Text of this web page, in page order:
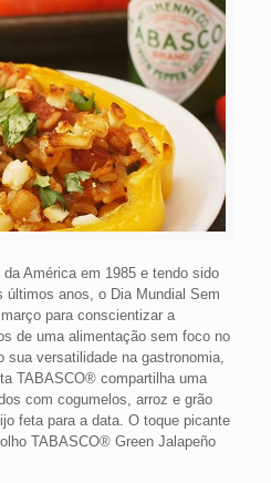
América em 1985 e tendo sido
últimos anos, o Dia Mundial Sem
para conscientizar a
de uma alimentação sem foco no
sua versatilidade na gastronomia,
TABASCO® compartilha uma
com cogumelos, arroz e grão
feta para a data. O toque picante
TABASCO® Green Jalapeño